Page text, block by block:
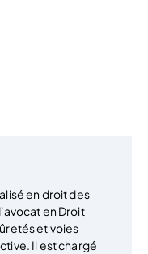
en droit des
en Droit
et voies
Il est chargé